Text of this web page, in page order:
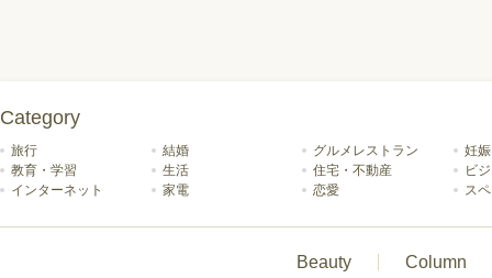
Category
旅行 結婚 グルメレストラン
妊
教育・学習
生活 住宅・不動産
ビ
インターネット
家電 恋愛 ス
Beauty Column